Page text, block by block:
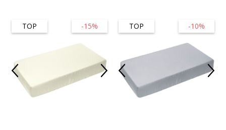
-15%
TOP -10%
TOP